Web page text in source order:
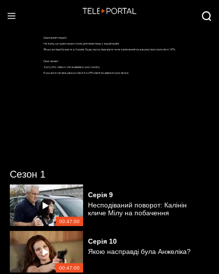
Сезон 1
00:47:00
Серія 9
Несподіваний поворот: Калінін
кличе Мілу на побачення
00:47:00
Серія 10
Якою насправді була Анжеліка?